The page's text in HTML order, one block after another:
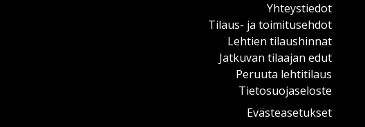
-tarinat. Disneyn tutuista hahmoista löydät myös suomalaisten
Disney Prinsessat.
Yhteystiedot
Tilaus- ja toimitusehdot
Lehtien tilaushinnat
Jatkuvan tilaajan edut
Peruuta lehtitilaus
Tietosuojaseloste
Evästeasetukset